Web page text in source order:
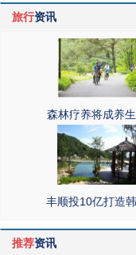
旅行资讯
森林疗养将成养
丰顺投10亿打造
推荐资讯